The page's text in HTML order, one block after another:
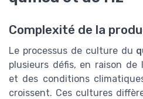
Complexité de la
Le processus de culture du
plusieurs défis, en raison de
et des conditions
croissent. Ces cultures